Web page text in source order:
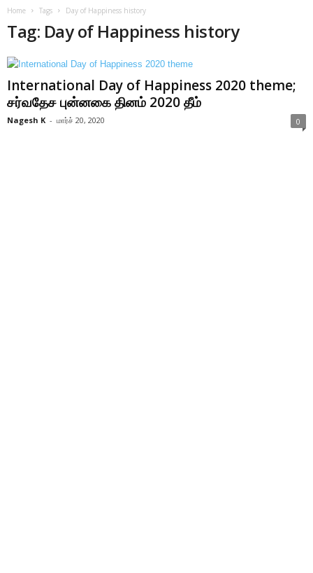
Home Tags Day of Happiness history
Tag: Day of Happiness history
International Day of Happiness 2020 theme;
சர்வதேச புன்னகை தினம் 2020 தீம்
Nagesh K - மார்ச் 20, 2020 0